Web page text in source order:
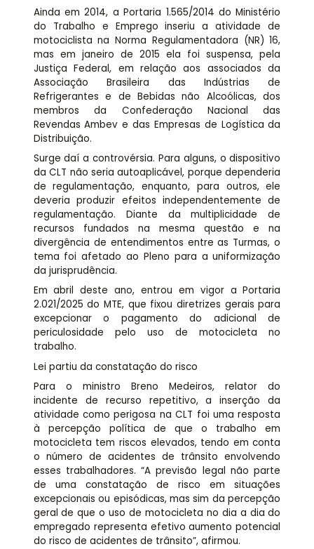
Ainda em 2014, a Portaria 1.565/2014 do Ministério
do Trabalho e Emprego inseriu a atividade de
motociclista na Norma Regulamentadora (NR) 16,
mas em janeiro de 2015 ela foi suspensa, pela
Justiça Federal, em relação aos associados da
Associação Brasileira das Indústrias de
Refrigerantes e de Bebidas não Alcoólicas, dos
membros da Confederação Nacional das
Revendas Ambev e das Empresas de Logística da
Distribuição.
Surge daí a controvérsia. Para alguns, o dispositivo
da CLT não seria autoaplicável, porque dependeria
de regulamentação, enquanto, para outros, ele
deveria produzir efeitos independentemente de
regulamentação. Diante da multiplicidade de
recursos fundados na mesma questão e na
divergência de entendimentos entre as Turmas, o
tema foi afetado ao Pleno para a uniformização
da jurisprudência.
Em abril deste ano, entrou em vigor a Portaria
2.021/2025 do MTE, que fixou diretrizes gerais para
excepcionar o pagamento do adicional de
periculosidade pelo uso de motocicleta no
trabalho.
Lei partiu da constatação do risco
Para o ministro Breno Medeiros, relator do
incidente de recurso repetitivo, a inserção da
atividade como perigosa na CLT foi uma resposta
à percepção política de que o trabalho em
motocicleta tem riscos elevados, tendo em conta
o número de acidentes de trânsito envolvendo
esses trabalhadores. “A previsão legal não parte
de uma constatação de risco em situações
excepcionais ou episódicas, mas sim da percepção
geral de que o uso de motocicleta no dia a dia do
empregado representa efetivo aumento potencial
do risco de acidentes de trânsito”, afirmou.